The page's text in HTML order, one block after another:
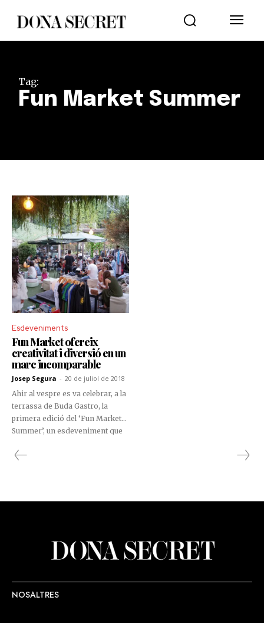
Tag:
Fun Market Summer
Esdeveniments
Fun Market ofereix
creativitat i diversió en un
marc incomparable
Josep Segura - 20 de juliol de 2018
Ahir al vespre es va celebrar, a la
terrassa de Buda Gastro, la
primera edició del ‘Fun Market
Summer’, un esdeveniment que
assistent, una àmplia oferta
NOSALTRES